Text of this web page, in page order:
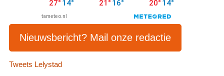
Nieuwsbericht? Mail onze redactie
Tweets Lelystad